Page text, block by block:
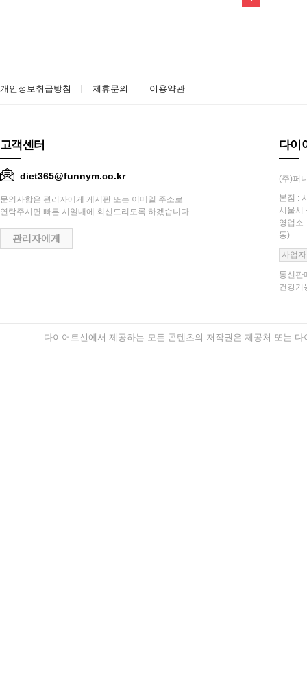
개인정보취급방침 제휴문의 이용약관
고객센터
diet365@funnym.co.kr
문의사항은 관리자에게 게시판 또는 이메일 주소로
연락주시면 빠른 시일내에 회신드리도록 하겠습니다.
관리자에게
다이
(주)퍼
본점 :
서울시
영업소
동)
사업
통신판
건강기
다이어트신에서 제공하는 모든 콘텐츠의 저작권은 제공처 또는